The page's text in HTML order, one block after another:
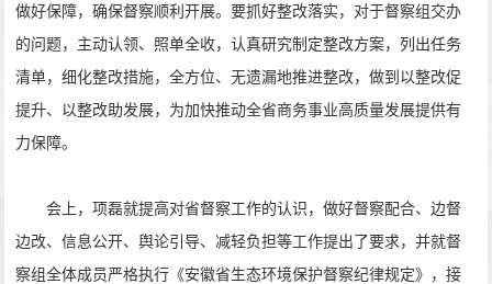
做好保障，确保督察顺利开展。要抓好整改落实，对于督察组交办
的问题，主动认领、照单全收，认真研究制定整改方案，列出任务
清单，细化整改措施，全方位、无遗漏地推进整改，做到以整改促
提升、以整改助发展，为加快推动全省商务事业高质量发展提供有
力保障。
会上，项磊就提高对省督察工作的认识，做好督察配合、边督
边改、信息公开、舆论引导、减轻负担等工作提出了要求，并就督
察组全体成员严格执行《安徽省生态环境保护督察纪律规定》，接